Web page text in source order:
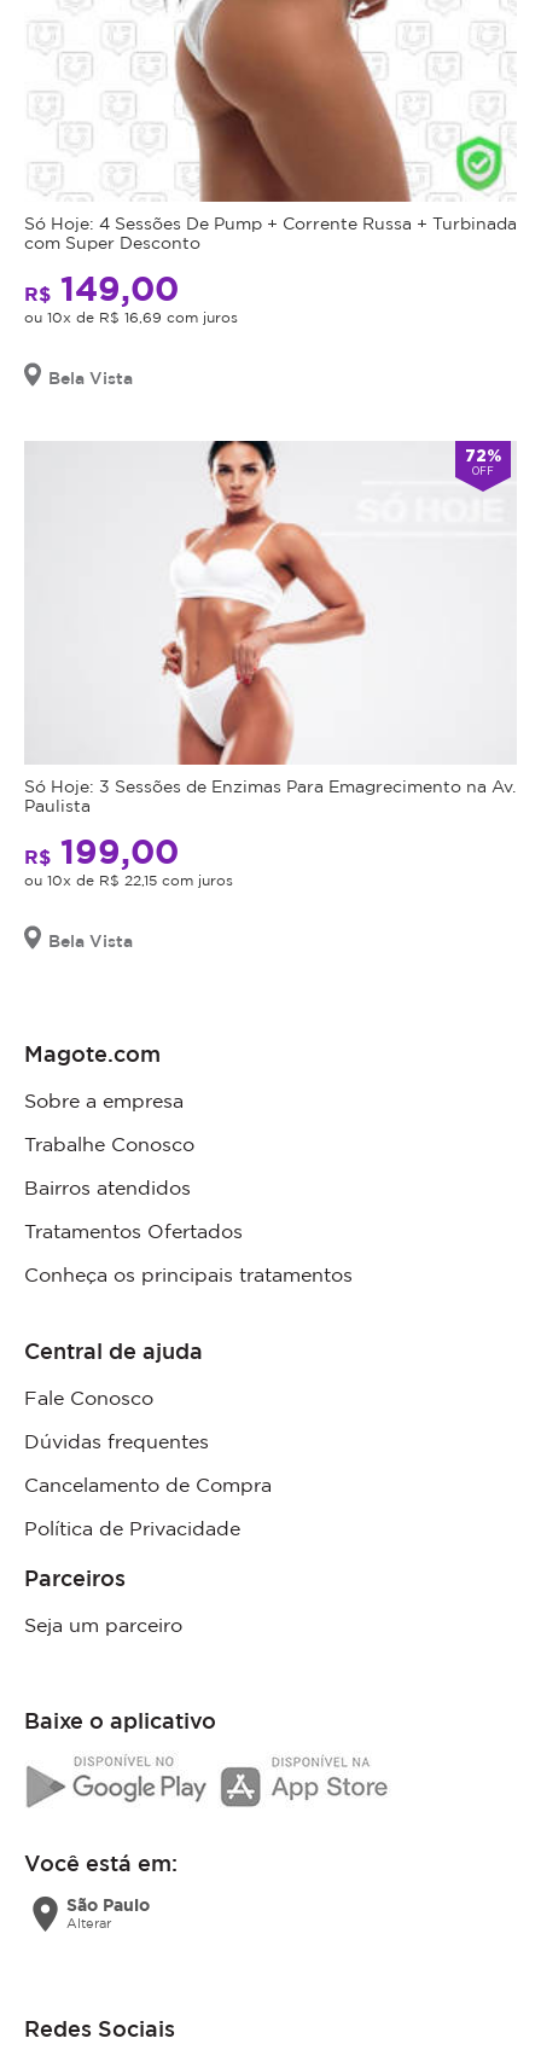
Só Hoje: 4 Sessões De Pump + Corrente Russa + Turbinada
com Super Desconto
R$ 149,00
ou 10x de R$ 16,69 com juros
Bela Vista
72%
OFF
Só Hoje: 3 Sessões de Enzimas Para Emagrecimento na Av.
Paulista
R$ 199,00
ou 10x de R$ 22,15 com juros
Bela Vista
Magote.com
Sobre a empresa
Trabalhe Conosco
Bairros atendidos
Tratamentos Ofertados
Conheça os principais tratamentos
Central de ajuda
Fale Conosco
Dúvidas frequentes
Cancelamento de Compra
Política de Privacidade
Parceiros
Seja um parceiro
Baixe o aplicativo
Você está em:
location_on São Paulo
Alterar
Redes Sociais